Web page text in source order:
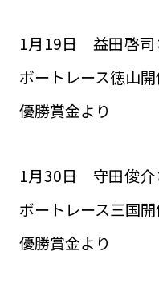
1月19日 益田啓
ボートレース徳山
優勝賞金より
1月30日 守田俊
ボートレース三国
優勝賞金より